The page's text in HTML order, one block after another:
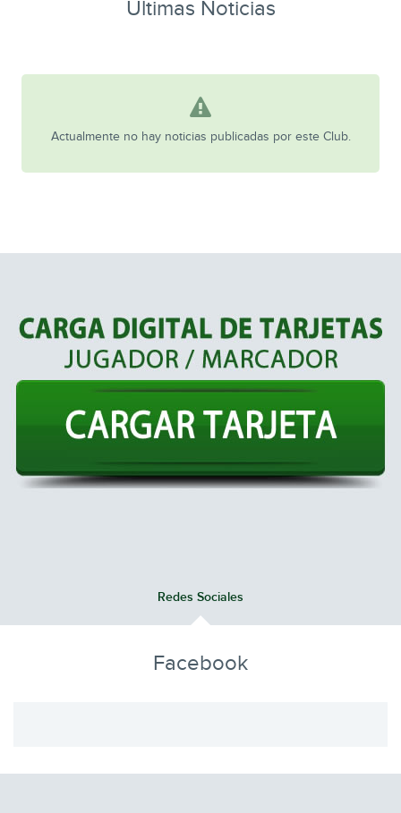
Ultimas Noticias
Actualmente no hay noticias publicadas por este Club.
Redes Sociales
Facebook